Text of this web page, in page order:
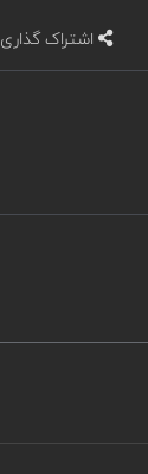
اشتراک گذاری